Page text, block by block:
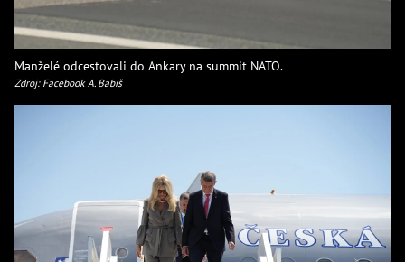
Manželé odcestovali do Ankary na summit NATO.
Zdroj: Facebook A. Babiš